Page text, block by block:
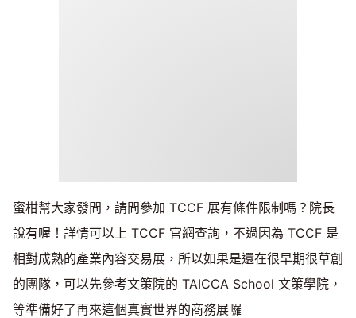
蜜柑幫大家發問，請問參加 TCCF 展有條件限制嗎？院長
說有喔！詳情可以上 TCCF 官網查詢，不過因為 TCCF 是
相對成熟的產業內容交易展，所以如果是還在很早期很草創
的團隊，可以先參考文策院的 TAICCA School 文策學院，
等準備好了再來這個真實世界的商務展囉